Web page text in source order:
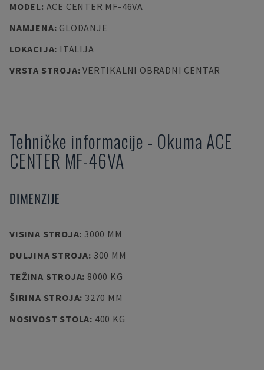
MODEL: ACE CENTER MF-46VA
NAMJENA: GLODANJE
LOKACIJA: ITALIJA
VRSTA STROJA:VERTIKALNI OBRADNI CENTAR
Tehničke informacije - Okuma ACE
CENTER MF-46VA
DIMENZIJE
VISINA STROJA: 3000 MM
DULJINA STROJA: 300 MM
TEŽINA STROJA: 8000 KG
ŠIRINA STROJA: 3270 MM
NOSIVOST STOLA: 400 KG